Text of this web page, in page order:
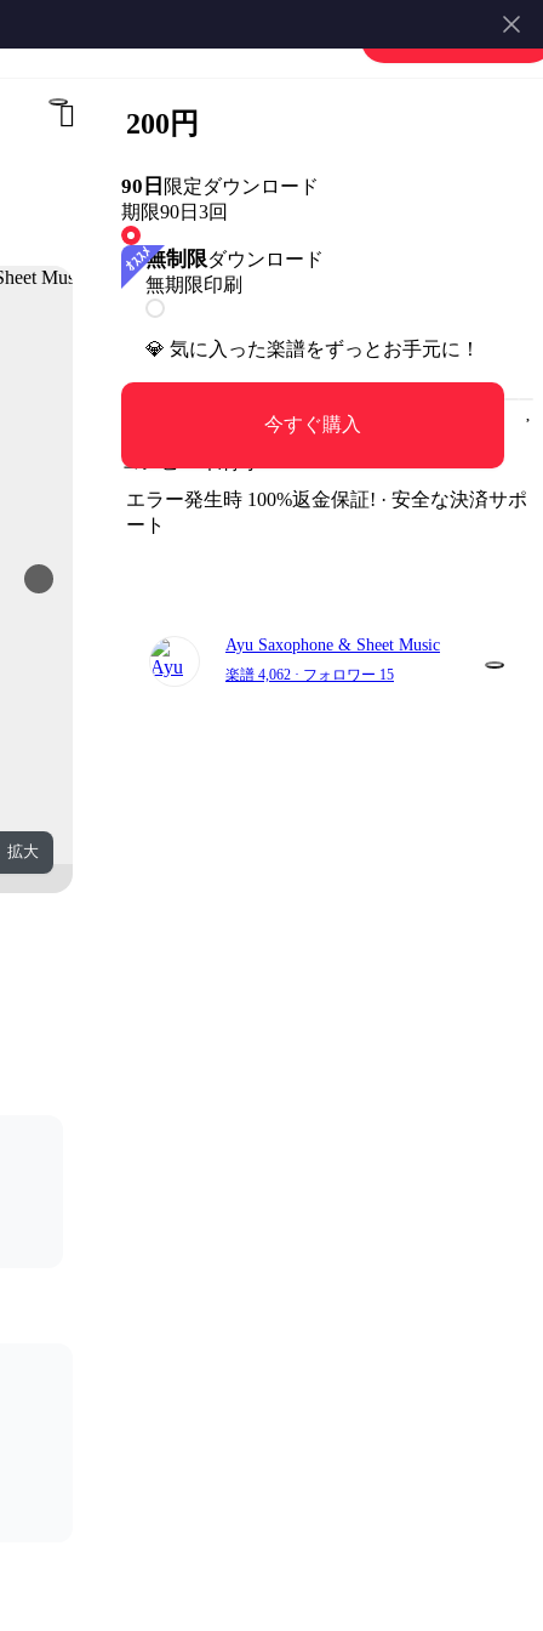
会員登録・ログイン
拡大
200円
90日 限定ダウンロード
期限90日 3回
無制限ダウンロード
無期限印刷
💎 気に入った楽譜をずっとお手元に！
今すぐ購入
コンビニ印刷可
エラー発生時 100%返金保証! · 安全な決済サポ
ート
Ayu Saxophone & Sheet Music
楽譜 4,062 · フォロワー 15